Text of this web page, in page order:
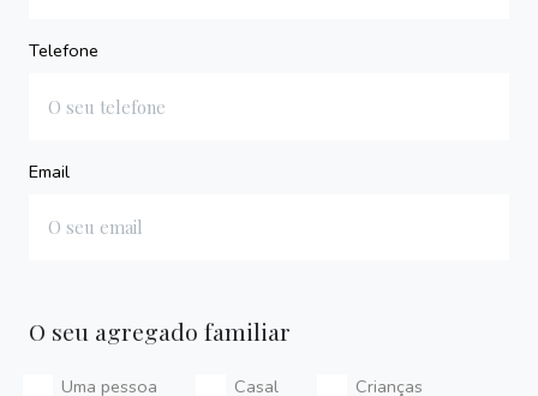
Telefone
Email
O seu agregado familiar
Uma pessoa Casal
Crianças